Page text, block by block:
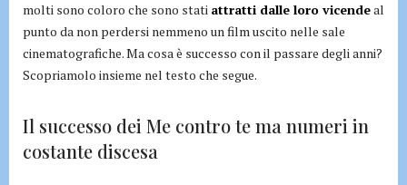
molti sono coloro che sono stati attratti dalle loro vicendeal
punto da non perdersi nemmeno un film uscito nelle sale
cinematografiche. Ma cosa è successo con il passare degli anni?
Scopriamolo insieme nel testo che segue.
Il successo dei Me contro te ma numeri in
costante discesa